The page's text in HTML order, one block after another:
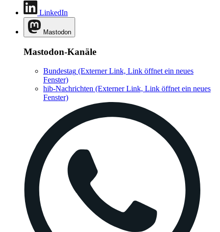
LinkedIn
Mastodon
Mastodon-Kanäle
Bundestag (Externer Link, Link öffnet ein neues
Fenster)
hib-Nachrichten (Externer Link, Link öffnet ein neues
Fenster)